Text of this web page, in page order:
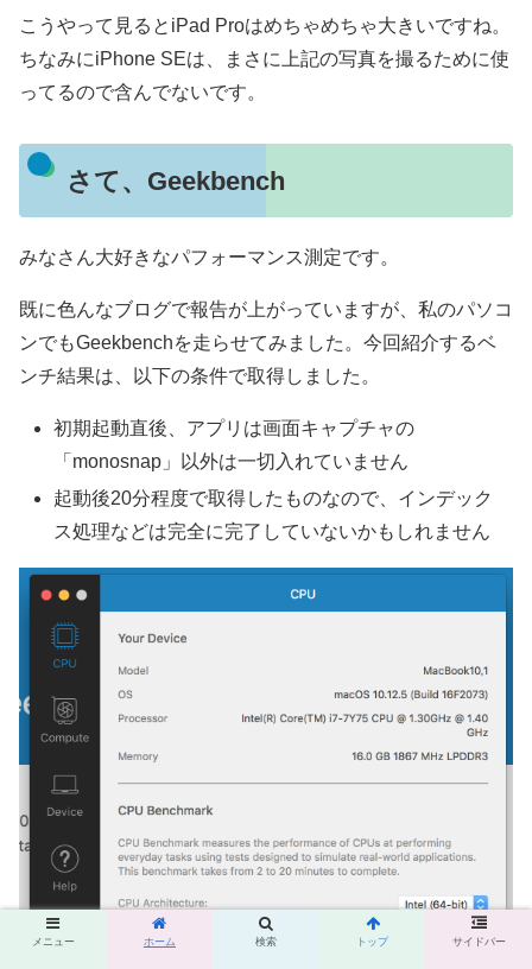
こうやって見るとiPad Proはめちゃめちゃ大きいですね。
ちなみにiPhone SEは、まさに上記の写真を撮るために使
ってるので含んでないです。
さて、Geekbench
みなさん大好きなパフォーマンス測定です。
既に色んなブログで報告が上がっていますが、私のパソコ
ンでもGeekbenchを走らせてみました。今回紹介するベ
ンチ結果は、以下の条件で取得しました。
初期起動直後、アプリは画面キャプチャの
「monosnap」以外は一切入れていません
起動後20分程度で取得したものなので、インデック
ス処理などは完全に完了していないかもしれません
メニュー ホーム 検索 トップ サイドバー